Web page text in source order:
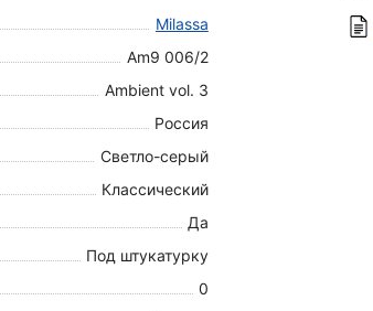
Milassa
Am9 006/2
Ambient vol. 3
Россия
Светло-серый
Классический
Да
Под штукатурку
0